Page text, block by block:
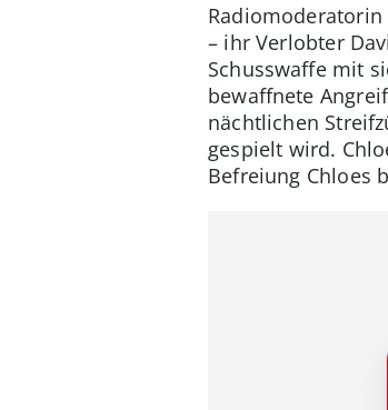
Radiomoderatorin
– ihr Verlobter
Schusswaffe mit
bewaffnete
nächtlichen
gespielt wird.
Befreiung Chloes